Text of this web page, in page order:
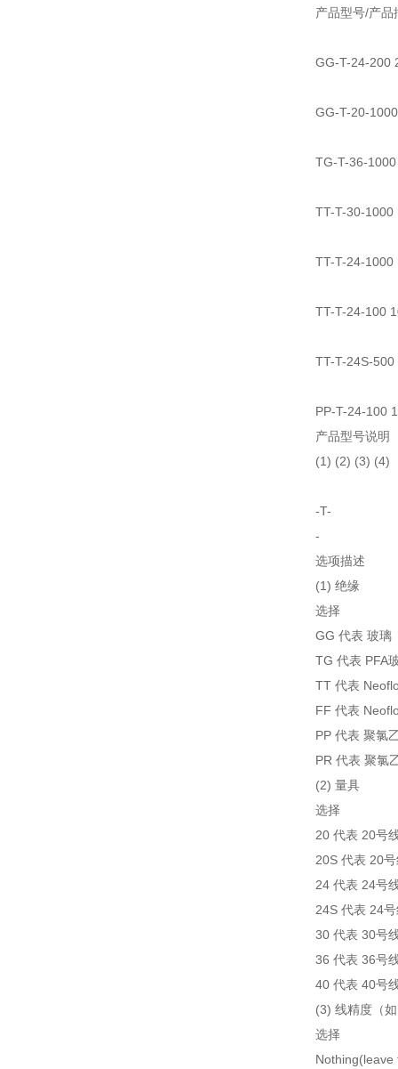
产品型号/产品
GG-T-24-200
GG-T-20-
TG-T-36-
TT-T-30-1000
TT-T-24-1000
TT-T-24-100
TT-T-24S-500
PP-T-24-100
产品型号说明
(1) (2) (3) (4)
-T-
-
选项描述
(1) 绝缘
选择
GG 代表 玻璃
TG 代表 PFA
TT 代表
FF 代表
PP 代表 聚氯
PR 代表 聚氯
(2) 量具
选择
20 代表 20号
20S 代表 20
24 代表 24号
24S 代表 24
30 代表 30号
36 代表 36号
40 代表 40号
(3) 线精度（
选择
Nothing(leave